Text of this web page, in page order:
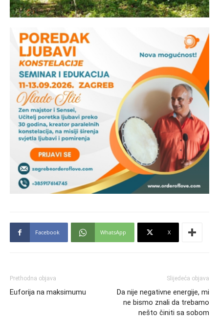
Facebook WhatsApp X
Prethodna objava
Euforija na maksimumu
Slijedeća objava
Da nije negativne energije, mi
ne bismo znali da trebamo
nešto činiti sa sobom